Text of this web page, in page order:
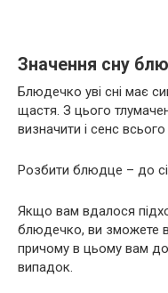
Значення сну
Блюдечко уві сні має
щастя. З цього
визначити і сенс
Розбити блюдце – до
Якщо вам вдалося
блюдечко, ви зможете
причому в цьому вам
випадок.